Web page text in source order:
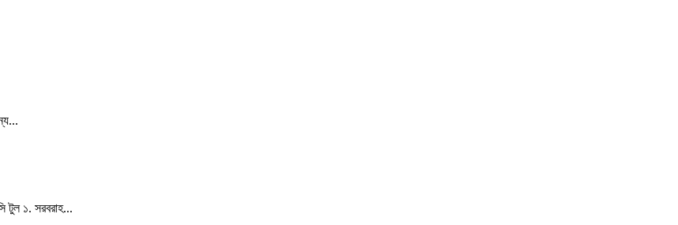
টুল ১. সরবরাহ...